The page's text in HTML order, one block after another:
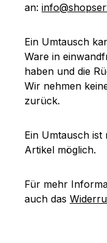
an:
Ein Umtausch
Ware in
haben und die
Wir nehmen
zurück.
Ein Umtausch ist
Artikel möglich.
Für mehr
auch das